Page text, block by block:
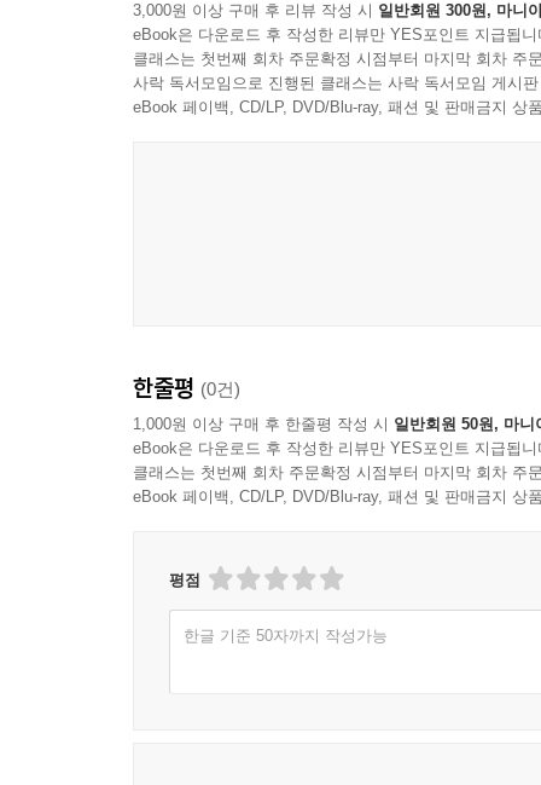
3,000원 이상 구매 후 리뷰 작성 시 일반회원 300원, 마니
eBook은 다운로드 후 작성한 리뷰만 YES포인트 지급됩니
클래스는 첫번째 회차 주문확정 시점부터 마지막 회차 주
사락 독서모임으로 진행된 클래스는 사락 독서모임 게시
eBook 페이백, CD/LP, DVD/Blu-ray, 패션 및 판매금지 상
한줄평 (0건)
1,000원 이상 구매 후 한줄평 작성 시 일반회원 50원, 마니
eBook은 다운로드 후 작성한 리뷰만 YES포인트 지급됩니
클래스는 첫번째 회차 주문확정 시점부터 마지막 회차 주
eBook 페이백, CD/LP, DVD/Blu-ray, 패션 및 판매금지 상
평점
한글 기준 50자까지 작성가능